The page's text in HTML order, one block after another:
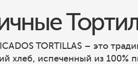
TORTILLAS – это
хлеб, испеченный из 100%